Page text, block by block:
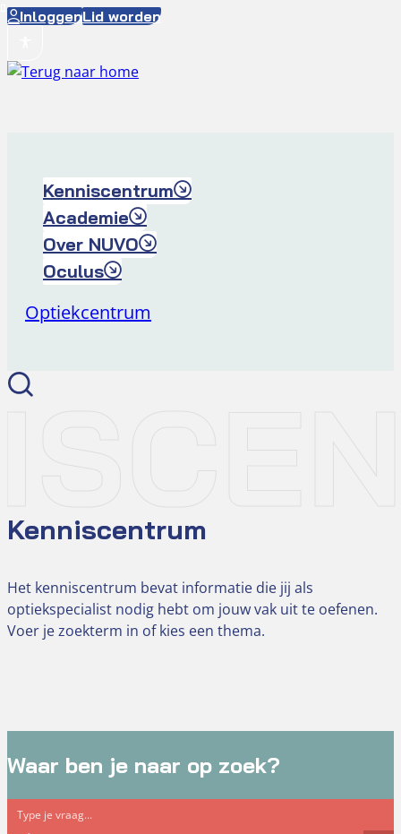
Ga
de
inhoud
InloggenLid worden
Kenniscentrum
Academie
Over NUVO
Oculus
Optiekcentrum
Kenniscentrum
Het kenniscentrum bevat informatie die jij als
optiekspecialist nodig hebt om jouw vak uit te oefenen.
Voer je zoekterm in of kies een thema.
Waar ben je naar op zoek?